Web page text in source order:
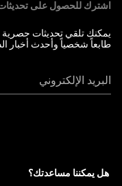
اشترك للحصول على
يمكنك تلقي تحديثات
طابعاً شخصياً وأحدث أخبار
البريد الإلكتروني
هل يمكننا مساعدتك؟